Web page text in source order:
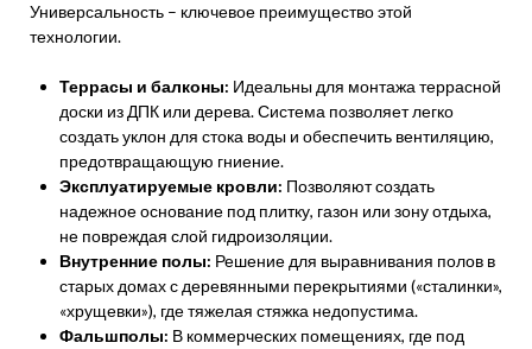
Универсальность – ключевое преимущество этой
технологии.
Террасы и балконы: Идеальны для монтажа террасной
доски из ДПК или дерева. Система позволяет легко
создать уклон для стока воды и обеспечить вентиляцию,
предотвращающую гниение.
Эксплуатируемые кровли: Позволяют создать
надежное основание под плитку, газон или зону отдыха,
не повреждая слой гидроизоляции.
Внутренние полы: Решение для выравнивания полов в
старых домах с деревянными перекрытиями («сталинки»,
«хрущевки»), где тяжелая стяжка недопустима.
Фальшполы: В коммерческих помещениях, где под